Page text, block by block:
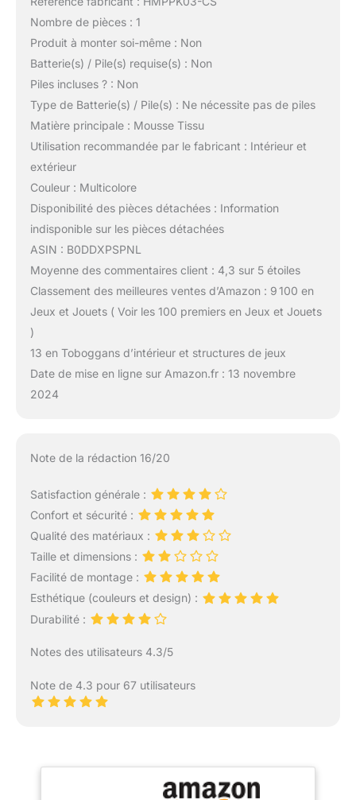
Nombre de pièces : 1
Produit à monter soi-même : Non
Batterie(s) / Pile(s) requise(s) : Non
Piles incluses ? : Non
Type de Batterie(s) / Pile(s) : Ne nécessite pas de piles
Matière principale : Mousse Tissu
Utilisation recommandée par le fabricant : Intérieur et
extérieur
Couleur : Multicolore
Disponibilité des pièces détachées : Information
indisponible sur les pièces détachées
ASIN : B0DDXPSPNL
Moyenne des commentaires client : 4,3 sur 5 étoiles
Classement des meilleures ventes d’Amazon : 9 100 en
Jeux et Jouets ( Voir les 100 premiers en Jeux et Jouets
)
13 en Toboggans d’intérieur et structures de jeux
Date de mise en ligne sur Amazon.fr : 13 novembre
2024
Note de la rédaction 16/20
Satisfaction générale :
Confort et sécurité :
Qualité des matériaux :
Taille et dimensions :
Facilité de montage :
Esthétique (couleurs et design) :
Durabilité :
Notes des utilisateurs 4.3/5
Note de 4.3 pour 67 utilisateurs